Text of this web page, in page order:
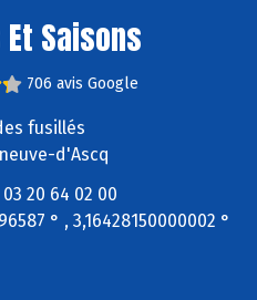
Saisons
706 avis Google
fusillés
d'Ascq
03 20 64 02 00
° , 3,16428150000002 °